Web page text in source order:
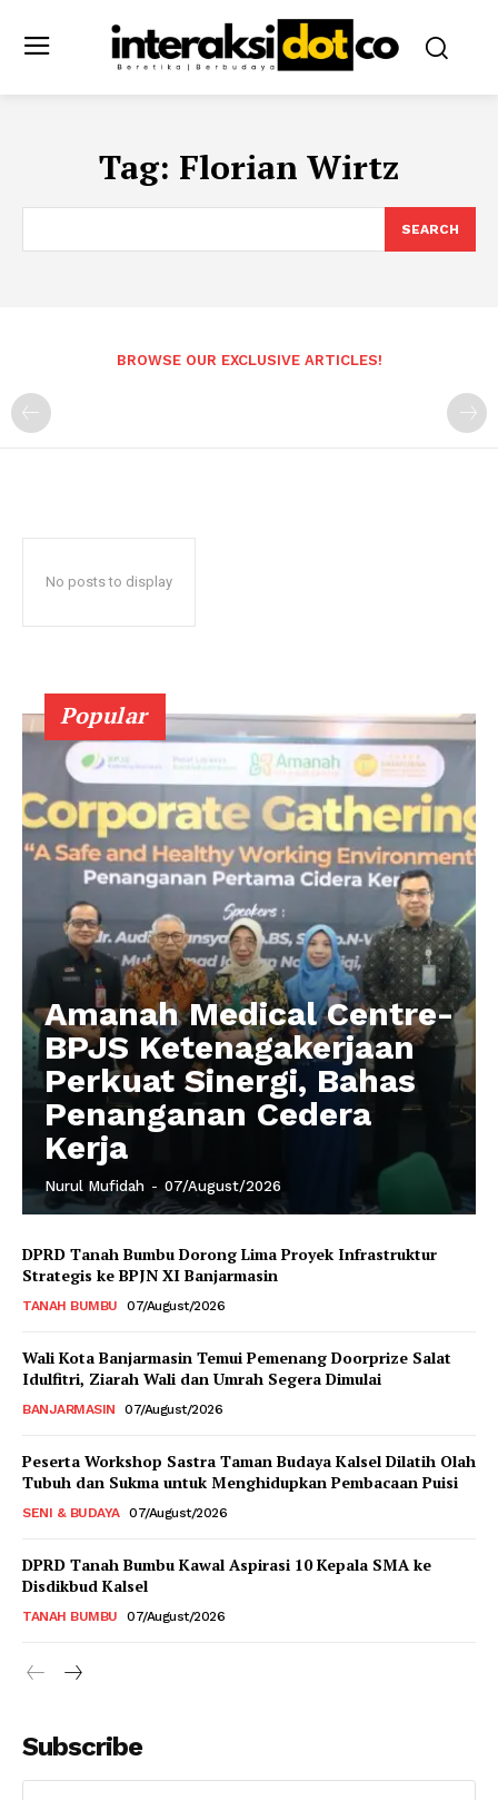
Tag: Florian Wirtz
SEARCH
BROWSE OUR EXCLUSIVE ARTICLES!
No posts to display
Popular
Amanah Medical Centre-
BPJS Ketenagakerjaan
Perkuat Sinergi, Bahas
Penanganan Cedera
Kerja
Nurul Mufidah - 07/August/2026
DPRD Tanah Bumbu Dorong Lima Proyek Infrastruktur
Strategis ke BPJN XI Banjarmasin
TANAH BUMBU 07/August/2026
Wali Kota Banjarmasin Temui Pemenang Doorprize Salat
Idulfitri, Ziarah Wali dan Umrah Segera Dimulai
BANJARMASIN 07/August/2026
Peserta Workshop Sastra Taman Budaya Kalsel Dilatih Olah
Tubuh dan Sukma untuk Menghidupkan Pembacaan Puisi
SENI & BUDAYA 07/August/2026
DPRD Tanah Bumbu Kawal Aspirasi 10 Kepala SMA ke
Disdikbud Kalsel
TANAH BUMBU 07/August/2026
Subscribe